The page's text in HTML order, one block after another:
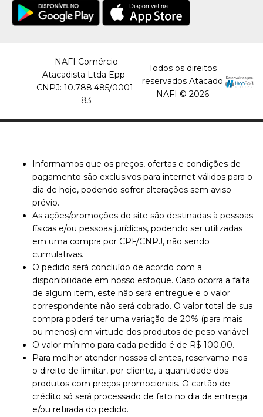
NAFI Comércio
Atacadista Ltda Epp -
CNPJ: 10.788.485/0001-
83
Todos os direitos
reservados Atacado
NAFI © 2026
Informamos que os preços, ofertas e condições de
pagamento são exclusivos para internet válidos para o
dia de hoje, podendo sofrer alterações sem aviso
prévio.
As ações/promoções do site são destinadas à pessoas
físicas e/ou pessoas jurídicas, podendo ser utilizadas
em uma compra por CPF/CNPJ, não sendo
cumulativas.
O pedido será concluído de acordo com a
disponibilidade em nosso estoque. Caso ocorra a falta
de algum item, este não será entregue e o valor
correspondente não será cobrado. O valor total de sua
compra poderá ter uma variação de 20% (para mais
ou menos) em virtude dos produtos de peso variável.
O valor mínimo para cada pedido é de R$ 100,00.
Para melhor atender nossos clientes, reservamo-nos
o direito de limitar, por cliente, a quantidade dos
produtos com preços promocionais. O cartão de
crédito só será processado de fato no dia da entrega
e/ou retirada do pedido.